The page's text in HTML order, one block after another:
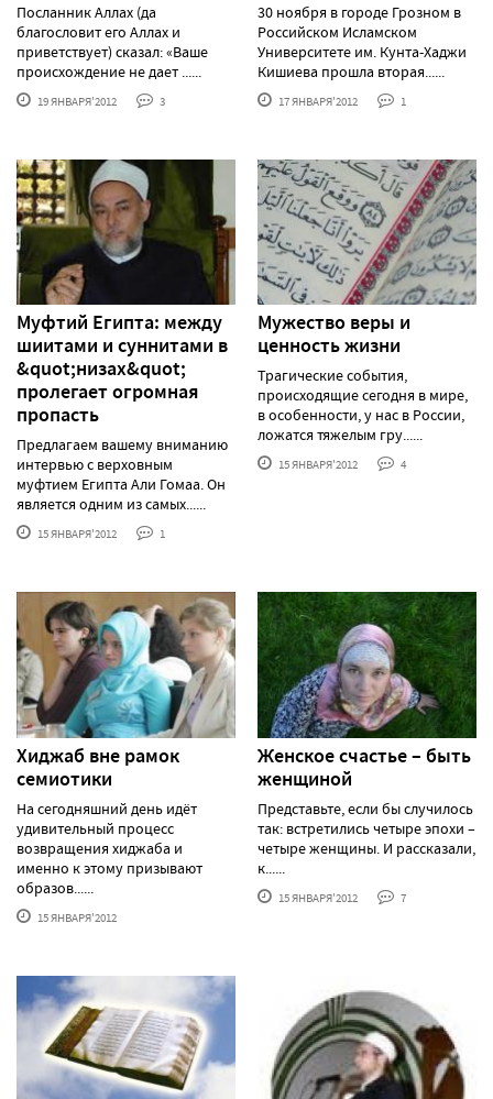
Посланник Аллах (да
благословит его Аллах и
приветствует) сказал: «Ваше
происхождение не дает ......
19 ЯНВАРЯ'2012 3
30 ноября в городе Грозном в
Российском Исламском
Университете им. Кунта-Хаджи
Кишиева прошла вторая......
17 ЯНВАРЯ'2012 1
Муфтий Египта: между
шиитами и суннитами в
&quot;низах&quot;
пролегает огромная
пропасть
Предлагаем вашему вниманию
интервью с верховным
муфтием Египта Али Гомаа. Он
является одним из самых......
15 ЯНВАРЯ'2012 1
Мужество веры и
ценность жизни
Трагические события,
происходящие сегодня в мире,
в особенности, у нас в России,
ложатся тяжелым гру......
15 ЯНВАРЯ'2012 4
Хиджаб вне рамок
семиотики
На сегодняшний день идёт
удивительный процесс
возвращения хиджаба и
именно к этому призывают
образов......
15 ЯНВАРЯ'2012
Женское счастье – быть
женщиной
Представьте, если бы случилось
так: встретились четыре эпохи –
четыре женщины. И рассказали,
к......
15 ЯНВАРЯ'2012 7